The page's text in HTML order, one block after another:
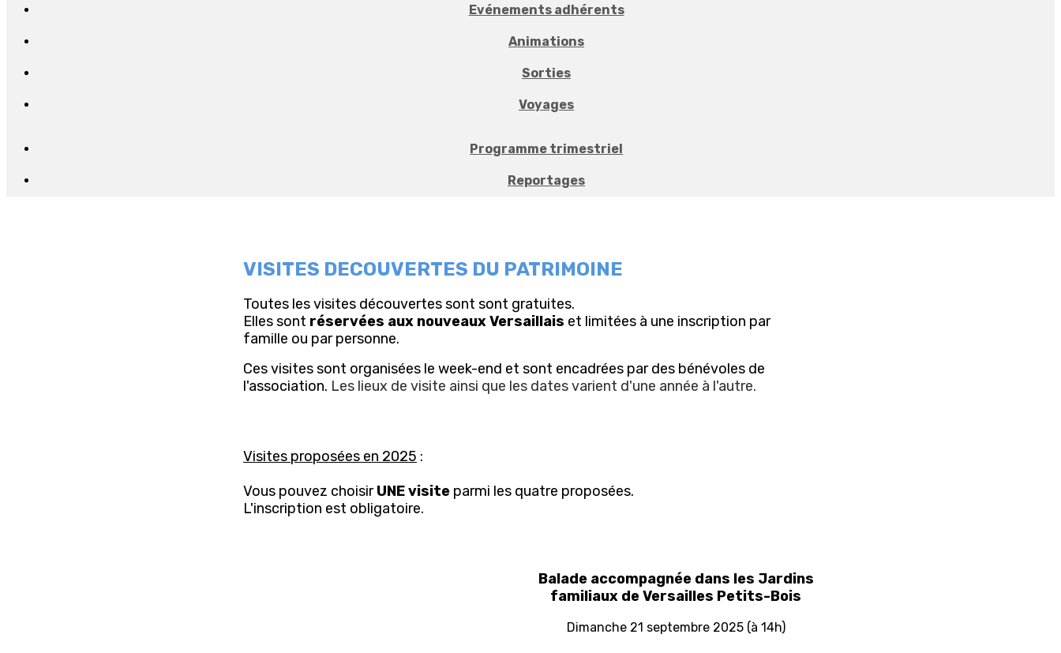
Evénements adhérents
Animations
Sorties
Voyages
Programme trimestriel
Reportages
VISITES DECOUVERTES DU PATRIMOINE
Toutes les visites découvertes sont sont gratuites.
Elles sont réservées aux nouveaux Versaillais et limitées à une inscription par
famille ou par personne.
Ces visites sont organisées le week-end et sont encadrées par des bénévoles de
l'association. Les lieux de visite ainsi que les dates varient d'une année à l'autre.
Visites proposées en 2025 :
Vous pouvez choisirUNE visite parmi les quatre proposées.
L'inscription est obligatoire.
Balade accompagnée dans les Jardins
familiaux de Versailles Petits-Bois
Dimanche 21 septembre 2025 (à 14h)